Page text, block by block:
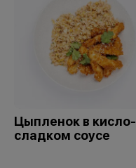
Цыпленок в кисло-
сладком соусе